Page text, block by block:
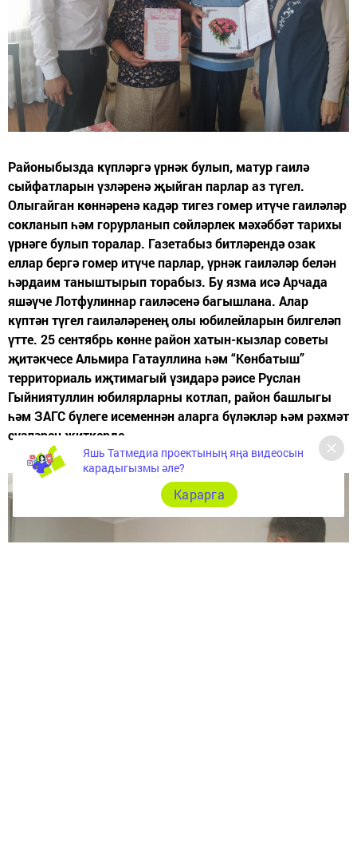
Районыбызда күпләргә үрнәк булып, матур гаилә
сыйфатларын үзләренә җыйган парлар аз түгел.
Олыгайган көннәренә кадәр тигез гомер итүче гаиләләр
сокланып һәм горурланып сөйләрлек мәхәббәт тарихы
үрнәге булып торалар. Газетабыз битләрендә озак
еллар бергә гомер итүче парлар, үрнәк гаиләләр белән
һәрдаим таныштырып торабыз. Бу язма исә Арчада
яшәүче Лотфулиннар гаиләсенә багышлана. Алар
күптән түгел гаиләләренең олы юбилейларын билгеләп
үтте. 25 сентябрь көнне район хатын-кызлар советы
җитәкчесе Альмира Гатауллина һәм “Көнбатыш”
территориаль иҗтимагый үзидарә рәисе Руслан
Гыйниятуллин юбилярларны котлап, район башлыгы
һәм ЗАГС бүлеге исеменнән аларга бүләкләр һәм рәхмәт
сүзләрен җиткерде.
Яшь Татмедиа проектының яңа видеосын
карадыгызмы әле?
Карарга